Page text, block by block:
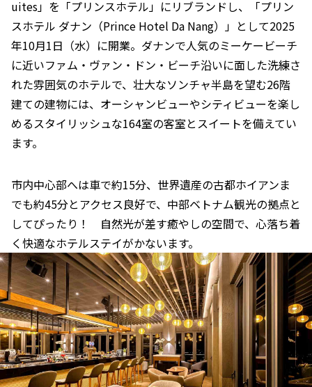
uites」を「プリンスホテル」にリブランドし、「プリン
スホテル ダナン（Prince Hotel Da Nang）」として2025
年10月1日（水）に開業。ダナンで人気のミーケービーチ
に近いファム・ヴァン・ドン・ビーチ沿いに面した洗練さ
れた雰囲気のホテルで、壮大なソンチャ半島を望む26階
建ての建物には、オーシャンビューやシティビューを楽し
めるスタイリッシュな164室の客室とスイートを備えてい
ます。
市内中心部へは車で約15分、世界遺産の古都ホイアンま
でも約45分とアクセス良好で、中部ベトナム観光の拠点と
してぴったり！ 自然光が差す癒やしの空間で、心落ち着
く快適なホテルステイがかないます。